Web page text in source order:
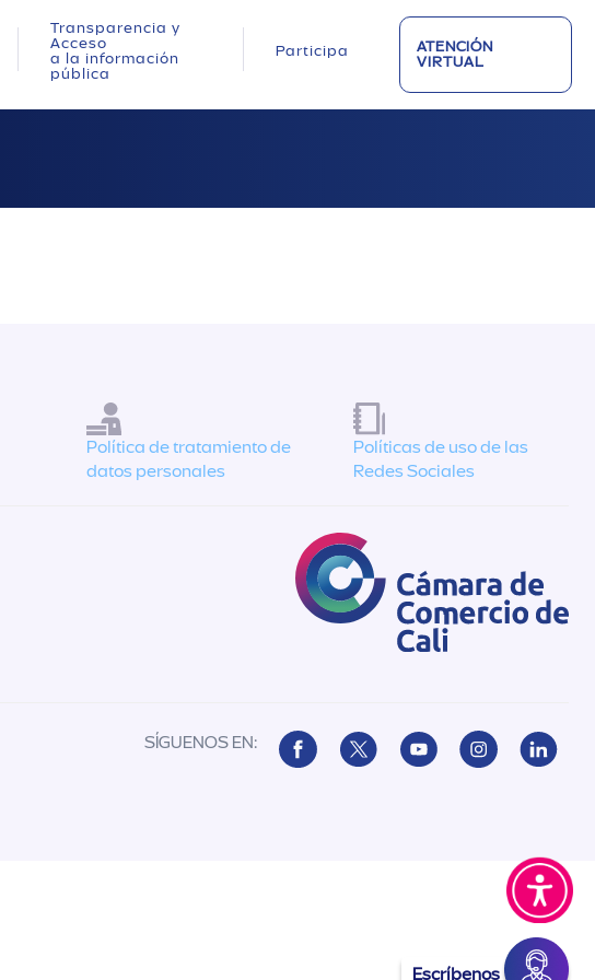
Transparencia y
Acceso
a la información
pública
Participa
ATENCIÓN
VIRTUAL
Escríbenos
Política de tratamiento de
datos personales
Políticas de uso de las
Redes Sociales
SÍGUENOS EN: